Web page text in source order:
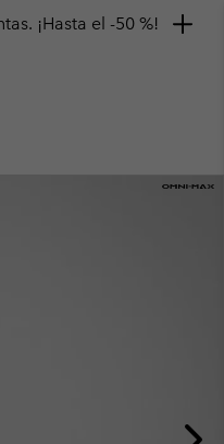
¡Hasta el -50 %!